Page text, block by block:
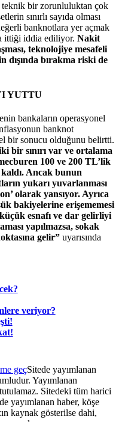
teknik bir zorunluluktan çok
sınırlı sayıda olması
banknotlara yer açmak
ittiği iddia ediliyor. Nakit
teknolojiye mesafeli
dışında bırakma riski de
YUTTU
bankaların operasyonel
banknot
bir sonucu olduğunu belirtti.
bir sınırı var ve ortalama
100 ve 200 TL’lik
Ancak bunun
yukarı yuvarlanması
olarak yansıyor. Ayrıca
bakiyelerine erişememesi
esnafı ve dar gelirliyi
yapılmazsa, sokak
gelir”uyarısında
veriyor?
geçSitede yayımlanan
Yayımlanan
Sitedeki tüm harici
yayımlanan haber, köşe
kaynak gösterilse dahi,